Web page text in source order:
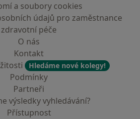
a soubory cookies
údajů pro zaměstnance
zdravotní péče
O nás
Kontakt
Hledáme nové kolegy!
Podmínky
Partneři
výsledky vyhledávání?
Přístupnost